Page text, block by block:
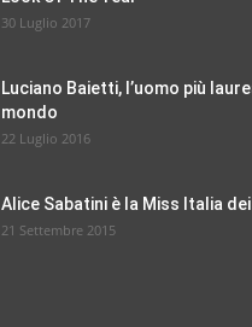
30 Luglio 2017
Luciano Baietti, l’uomo più
mondo
22 Luglio 2016
Alice Sabatini è la Miss Italia
21 Settembre 2015